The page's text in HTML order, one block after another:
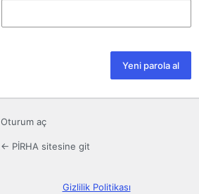
Oturum aç
← PİRHA sitesine git
Gizlilik Politikası